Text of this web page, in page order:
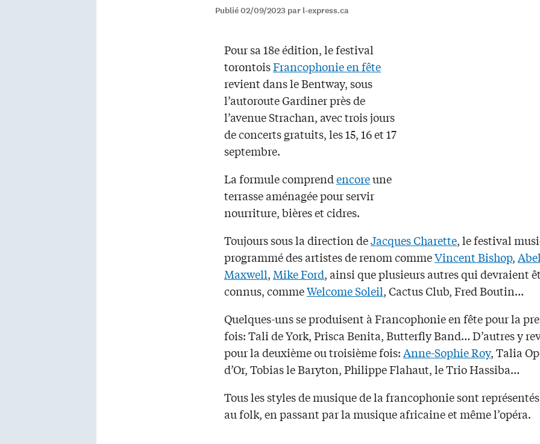
Publié 02/09/2023 par l-express.ca
Pour sa 18e édition, le festival
torontoisFrancophonie en fête
revient dans le Bentway, sous
l’autoroute Gardiner près de
l’avenue Strachan, avec trois jours
de concerts gratuits, les 15, 16 et 17
septembre.
La formule comprendencoreune
terrasse aménagée pour servir
nourriture, bières et cidres.
Toujours sous la direction deJacques Charette, le festival
programmé des artistes de renom commeVincent Bishop,
Maxwell,Mike Ford, ainsi que plusieurs autres qui devraient
connus, commeWelcome Soleil, Cactus Club, Fred Boutin…
Quelques-uns se produisent à Francophonie en fête pour la
fois: Tali de York, Prisca Benita, Butterfly Band… D’autres y
pour la deuxième ou troisième fois:Anne-Sophie Roy, Talia
d’Or, Tobias le Baryton, Philippe Flahaut, le Trio Hassiba…
Tous les styles de musique de la francophonie sont
au folk, en passant par la musique africaine et même l’opéra.